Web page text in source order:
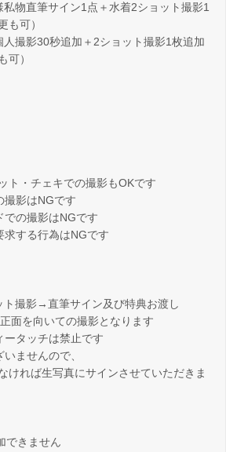
物直筆サイン1点＋水着2ショット撮影1
も可）
撮影30秒追加＋2ショット撮影1枚追加
可）
ト・チェキでの撮影もOKです
影はNGです
の撮影はNGです
する行為はNGです
撮影→直筆サイン及び特典お渡し
面を向いての撮影となります
タッチは禁止です
ませんので、
ければ生写真にサインさせていただきま
きません